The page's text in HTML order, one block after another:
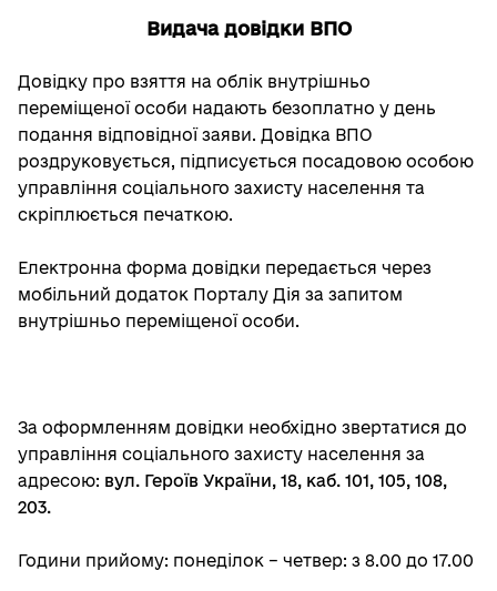
Видача довідки ВПО
Довідку про взяття на облік внутрішньо
переміщеної особи надають безоплатно у день
подання відповідної заяви. Довідка ВПО
роздруковується, підписується посадовою особою
управління соціального захисту населення та
скріплюється печаткою.
Електронна форма довідки передається через
мобільний додаток Порталу Дія за запитом
внутрішньо переміщеної особи.
За оформленням довідки необхідно звертатися до
управління соціального захисту населення за
адресою: вул. Героїв України, 18, каб. 101, 105, 108,
203.
Години прийому: понеділок – четвер: з 8.00 до 17.00